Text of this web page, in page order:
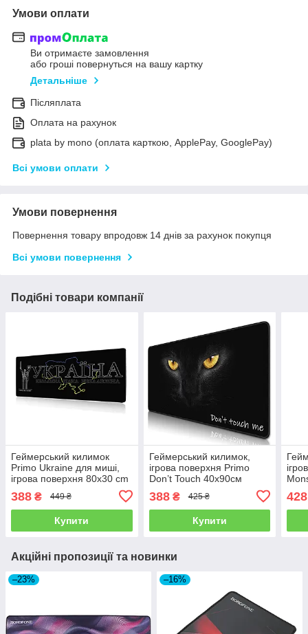
Умови оплати
Ви отримаєте замовлення
або гроші повернуться на вашу картку
Детальніше
Післяплата
Оплата на рахунок
plata by mono (оплата карткою, ApplePay, GooglePay)
Всі умови оплати
Умови повернення
Повернення товару впродовж 14 днів за рахунок покупця
Всі умови повернення
Подібні товари компанії
Геймерський килимок
Primo Ukraine для миші,
ігрова поверхня 80x30 cm
388 ₴ 449 ₴
Купити
Геймерський килимок,
ігрова поверхня Primo
Don’t Touch 40х90см
388₴ 425 ₴
Купити
428
Акційні пропозиції та новинки
–23% –16%